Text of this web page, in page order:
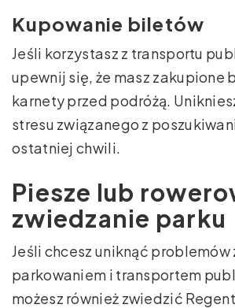
Kupowanie biletów
Jeśli korzystasz z transportu
upewnij się, że masz zakupione
karnety przed podróżą.
stresu związanego z
ostatniej chwili.
Piesze lub
zwiedzanie parku
Jeśli chcesz uniknąć problemów
parkowaniem i transportem
możesz również zwiedzić